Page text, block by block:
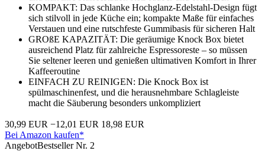
KOMPAKT: Das schlanke Hochglanz-Edelstahl-Design fügt
sich stilvoll in jede Küche ein; kompakte Maße für einfaches
Verstauen und eine rutschfeste Gummibasis für sicheren Halt
GROßE KAPAZITÄT: Die geräumige Knock Box bietet
ausreichend Platz für zahlreiche Espressoreste – so müssen
Sie seltener leeren und genießen ultimativen Komfort in Ihrer
Kaffeeroutine
EINFACH ZU REINIGEN: Die Knock Box ist
spülmaschinenfest, und die herausnehmbare Schlagleiste
macht die Säuberung besonders unkompliziert
30,99 EUR −12,01 EUR 18,98 EUR
Bei Amazon kaufen*
AngebotBestseller Nr. 2